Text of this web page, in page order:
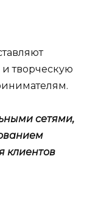
творческую
сетями,
клиентов